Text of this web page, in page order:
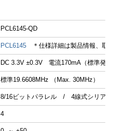
PCL6145-QD
PCL6145＊仕様詳細は製品情報、取
DC 3.3V ±0.3V 電流170mA（標準発振
標準19.6608MHz （Max. 30MHz）
8/16ビットパラレル / 4線式シリアル
4